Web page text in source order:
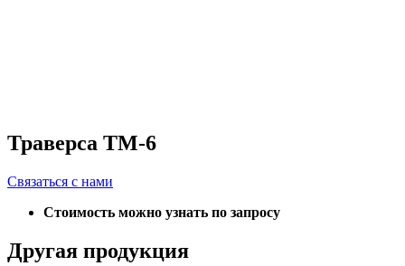
Траверса ТМ-6
Связаться с нами
Стоимость можно узнать по запросу
Другая продукция